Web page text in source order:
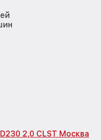
2,0 CLST Москва